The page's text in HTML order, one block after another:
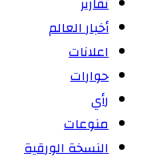
أخبار العالم
اعلانات
حوارات
رأي
منوعات
النسخة الورقية